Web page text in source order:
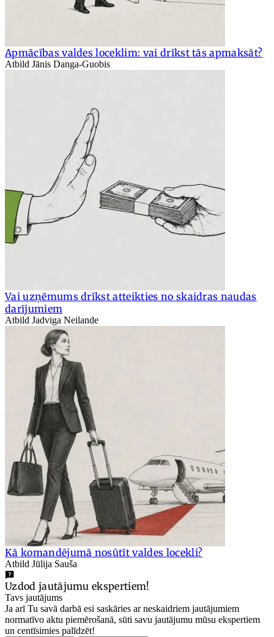
Apmācības valdes loceklim: vai drīkst tās apmaksāt?
Atbild Jānis Danga-Guobis
Vai uzņēmums drīkst atteikties no skaidras naudas
darījumiem
Atbild Jadviga Neilande
Kā komandējumā nosūtīt valdes locekli?
Atbild Jūlija Sauša
Uzdod jautājumu ekspertiem!
Tavs jautājums
Ja arī Tu savā darbā esi saskāries ar neskaidriem jautājumiem
normatīvo aktu piemērošanā, sūti savu jautājumu mūsu ekspertiem
un centīsimies palīdzēt!